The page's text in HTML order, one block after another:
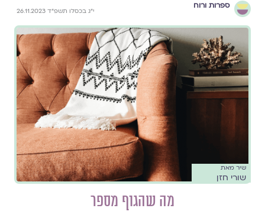
ספרות ורוח
י״ג בכסלו תשפ״ד 26.11.2023
שיר מאת
שורי חזן
מה שהגוף מספר